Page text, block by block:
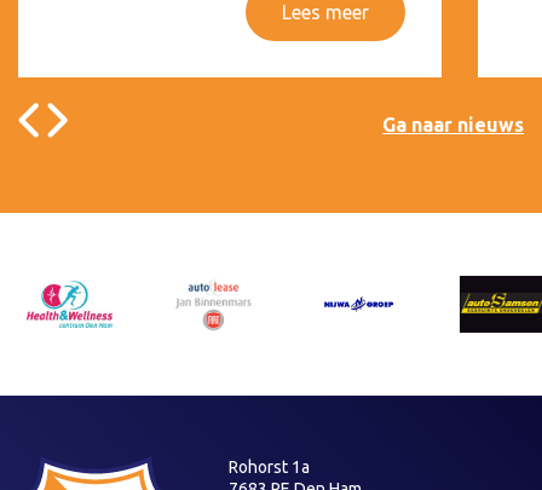
Lees meer
Ga naar nieuws
Rohorst 1a